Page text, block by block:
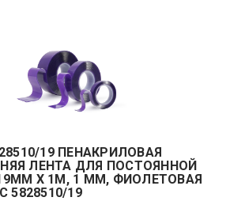
19 ПЕНАКРИЛОВАЯ
ЛЕНТА ДЛЯ ПОСТОЯННОЙ
X 1М, 1 ММ, ФИОЛЕТОВАЯ
5828510/19